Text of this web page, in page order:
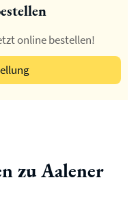
online bestellen!
zu Aalener